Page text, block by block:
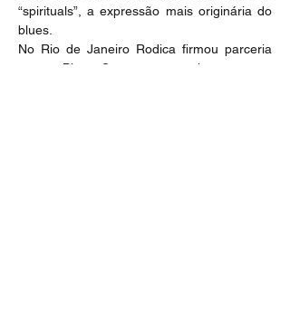
“spirituals”, a expressão mais originária do
blues.
No Rio de Janeiro Rodica firmou parceria
com o Blues Groovers e partiu para uma